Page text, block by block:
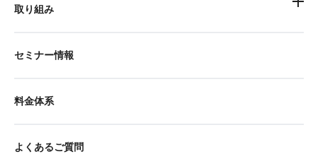
取り組み
セミナー情報
料金体系
よくあるご質問